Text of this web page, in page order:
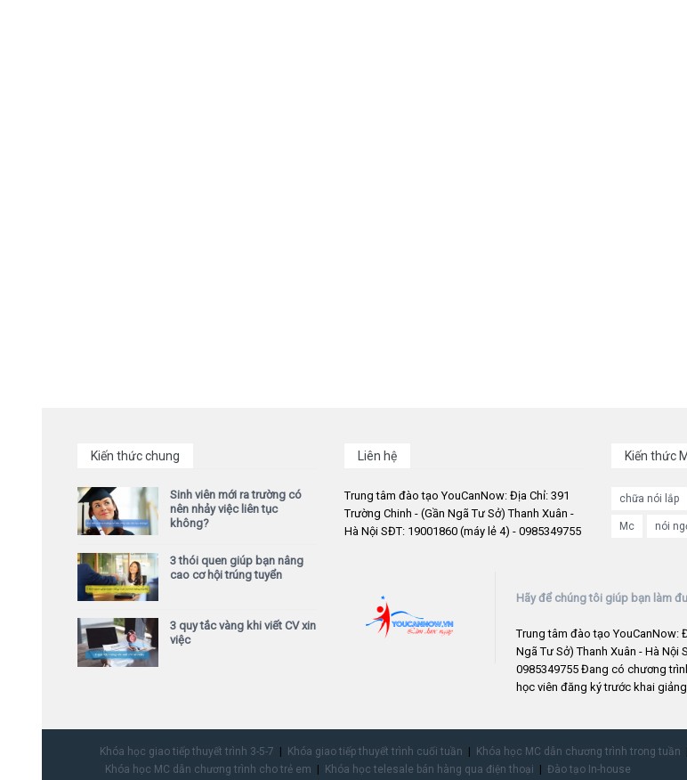
Kiến thức chung
Sinh viên mới ra trường có
nên nhảy việc liên tục
không?
3 thói quen giúp bạn nâng
cao cơ hội trúng tuyển
3 quy tắc vàng khi viết CV xin
việc
Liên hệ
Trung tâm đào tạo YouCanNow: Địa Chỉ: 391
Trường Chinh - (Gần Ngã Tư Sở) Thanh Xuân -
Hà Nội SĐT: 19001860 (máy lẻ 4) - 0985349755
Kiến thức
chữa nói lắp
Mc nói
Hãy để chúng tôi giúp bạn làm
Trung tâm đào tạo YouCanNow:
Ngã Tư Sở) Thanh Xuân - Hà Nội
0985349755 Đang có chương
học viên đăng ký trước khai giảng
Khóa học giao tiếp thuyết trình 3-5-7 Khóa giao tiếp thuyết trình cuối tuần Khóa học MC dẫn chương trình trong tuần
Khóa học MC dẫn chương trình cho trẻ em
Khóa học telesale bán hàng qua điện thoại Đào tạo In-house